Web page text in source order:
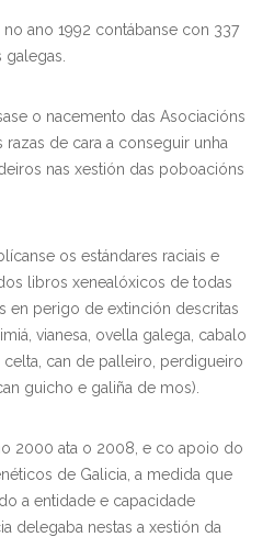
no ano 1992 contábanse con 337
o nacemento das Asociacións
de cara a conseguir unha
nas xestión das poboacións
os estándares raciais e
libros xenealóxicos de todas
en perigo de extinción descritas
vianesa, ovella galega, cabalo
can de palleiro, perdigueiro
guicho e galiña de mos).
2000 ata o 2008, e co apoio do
de Galicia, a medida que
a entidade e capacidade
delegaba nestas a xestión da